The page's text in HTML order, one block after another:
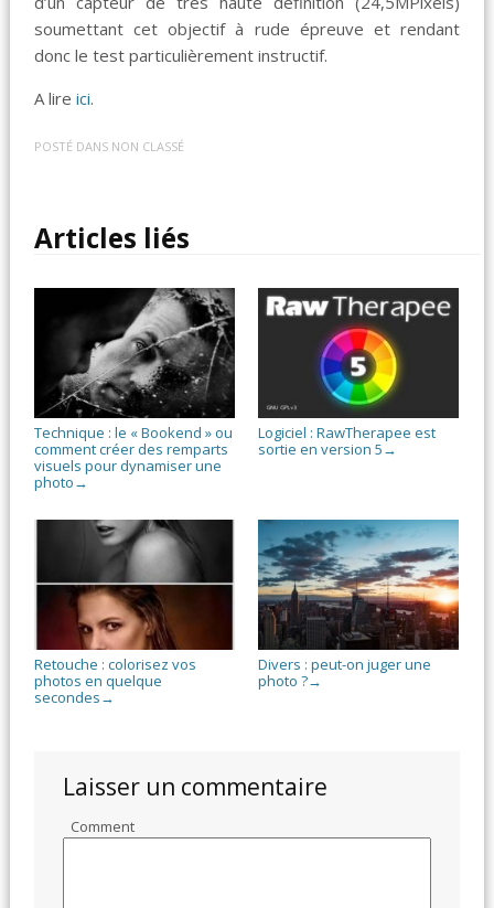
soumettant cet objectif à rude épreuve et rendant
donc le test particulièrement instructif.
A lireici.
POSTÉ DANS NON CLASSÉ
Articles liés
Technique : le « Bookend » ou
comment créer des remparts
visuels pour dynamiser une
photo →
Logiciel : RawTherapee est
sortie en version 5 →
Retouche : colorisez vos
photos en quelque
secondes →
Divers : peut-on juger une
photo ?→
Laisser un commentaire
Comment